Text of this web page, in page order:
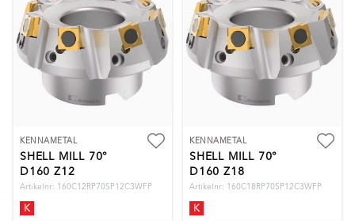
KENNAMETAL
SHELL MILL 70°
D160 Z12
Artikelnr: 160C12RP70SP12C3WFP
K
KENNAMETAL
SHELL MILL 70°
D160 Z18
Artikelnr: 160C18RP70SP12C3WFP
K